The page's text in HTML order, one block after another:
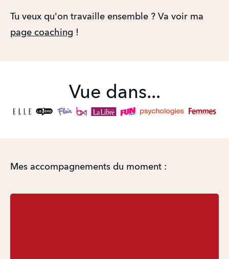
Tu veux qu'on travaille ensemble ? Va voir ma
page coaching !
Vue dans...
Mes accompagnements du moment :